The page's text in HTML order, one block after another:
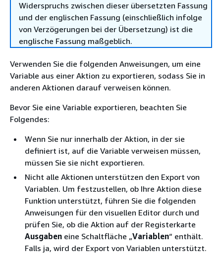
Widerspruchs zwischen dieser übersetzten Fassung
und der englischen Fassung (einschließlich infolge
von Verzögerungen bei der Übersetzung) ist die
englische Fassung maßgeblich.
Verwenden Sie die folgenden Anweisungen, um eine
Variable aus einer Aktion zu exportieren, sodass Sie in
anderen Aktionen darauf verweisen können.
Bevor Sie eine Variable exportieren, beachten Sie
Folgendes:
Wenn Sie nur innerhalb der Aktion, in der sie
definiert ist, auf die Variable verweisen müssen,
müssen Sie sie nicht exportieren.
Nicht alle Aktionen unterstützen den Export von
Variablen. Um festzustellen, ob Ihre Aktion diese
Funktion unterstützt, führen Sie die folgenden
Anweisungen für den visuellen Editor durch und
prüfen Sie, ob die Aktion auf der Registerkarte
Ausgaben eine Schaltfläche „Variablen“ enthält.
Falls ja, wird der Export von Variablen unterstützt.